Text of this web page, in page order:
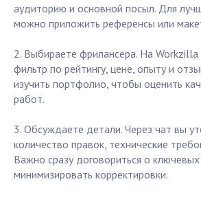
аудиторию и основной посыл. Для
можно приложить референсы или
2. Выбираете фрилансера. На
фильтр по рейтингу, цене, опыту и
изучить портфолио, чтобы оценить
работ.
3. Обсуждаете детали. Через чат вы
количество правок, технические
Важно сразу договориться о
минимизировать корректировки.